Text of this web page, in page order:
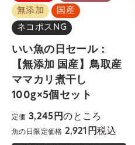
無添加
国産
ネコポスNG
いい魚の日セール：
【無添加 国産】鳥取産
ママカリ煮干し
100g×5個セット
定価 3,245 のところ
魚の日限定価格 2,921 税込